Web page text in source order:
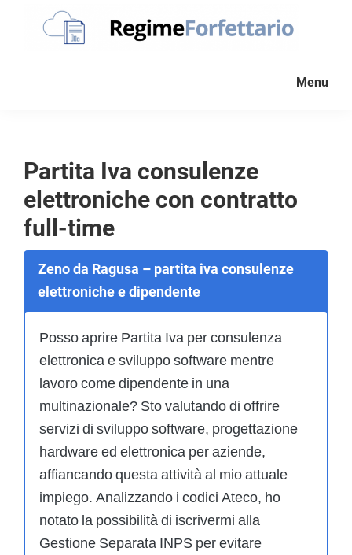
partita
Iva
forfettaria
Menu
Partita Iva consulenze
elettroniche con contratto
full-time
Zeno da Ragusa – partita iva consulenze
elettroniche e dipendente
Posso aprire Partita Iva per consulenza
elettronica e sviluppo software mentre
lavoro come dipendente in una
multinazionale? Sto valutando di offrire
servizi di sviluppo software, progettazione
hardware ed elettronica per aziende,
affiancando questa attività al mio attuale
impiego. Analizzando i codici Ateco, ho
notato la possibilità di iscrivermi alla
Gestione Separata INPS per evitare